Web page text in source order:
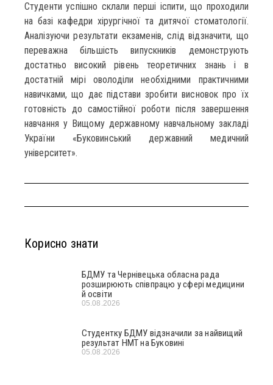
Студенти успішно склали перші іспити, що проходили
на базі кафедри хірургічної та дитячої стоматології.
Аналізуючи результати екзаменів, слід відзначити, що
переважна більшість випускників демонструють
достатньо високий рівень теоретичних знань і в
достатній мірі оволоділи необхідними практичними
навичками, що дає підстави зробити висновок про їх
готовність до самостійної роботи після завершення
навчання у Вищому державному навчальному закладі
України «Буковинський державний медичний
університет».
Корисно знати
БДМУ та Чернівецька обласна рада
розширюють співпрацю у сфері медицини
й освіти
05.08.2026
Студентку БДМУ відзначили за найвищий
результат НМТ на Буковині
05.08.2026